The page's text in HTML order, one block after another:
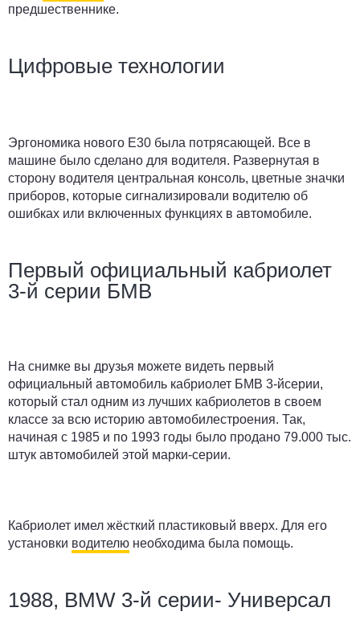
предшественнике.
Цифровые технологии
Эргономика нового Е30 была потрясающей. Все в
машине было сделано для водителя. Развернутая в
сторону водителя центральная консоль, цветные значки
приборов, которые сигнализировали водителю об
ошибках или включенных функциях в автомобиле.
Первый официальный кабриолет
3-й серии БМВ
На снимке вы друзья можете видеть первый
официальный автомобиль кабриолет БМВ 3-йсерии,
который стал одним из лучших кабриолетов в своем
классе за всю историю автомобилестроения. Так,
начиная с 1985 и по 1993 годы было продано 79.000 тыс.
штук автомобилей этой марки-серии.
Кабриолет имел жёсткий пластиковый вверх. Для его
установки водителю необходима была помощь.
1988, BMW 3-й серии- Универсал